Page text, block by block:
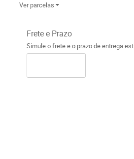
Ver parcelas
Frete e Prazo
Simule o frete e o prazo de entrega